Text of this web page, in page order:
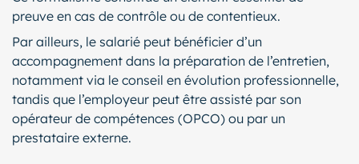
preuve en cas de contrôle ou de contentieux.
Par ailleurs, le salarié peut bénéficier d’un
accompagnement dans la préparation de l’entretien,
notamment via le conseil en évolution professionnelle,
tandis que l’employeur peut être assisté par son
opérateur de compétences (OPCO) ou par un
prestataire externe.